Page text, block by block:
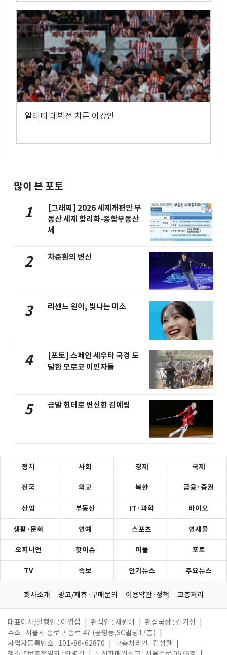
알레띠 데뷔전 치른 이강인
많이 본 포토
1
[그래픽] 2026 세제개편안 부
동산 세제 합리화-종합부동산
세
2 차준환의 변신
3 리센느 원이, 빛나는 미소
4
[포토] 스페인 세우타 국경 도
달한 모로코 이민자들
5 금발 헌터로 변신한 김예림
정치 사회 경제 국제
전국 외교 북한 금융·증권
산업 부동산 IT·과학 바이오
생활·문화 연예 스포츠 연재물
오피니언 핫이슈 피플 포토
TV 속보 인기뉴스 주요뉴스
회사소개 광고/제휴·구매문의 이용약관·정책 고충처리
대표이사/발행인 : 이영섭 편집인 : 채원배 편집국장 : 김기성
주소 : 서울시 종로구 종로 47 (공평동,SC빌딩17층)
사업자등록번호 : 101-86-62870
고충처리인 : 김성환